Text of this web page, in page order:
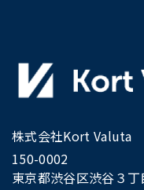
株式会社Kort Valuta
150-0002
東京都渋谷区渋谷３